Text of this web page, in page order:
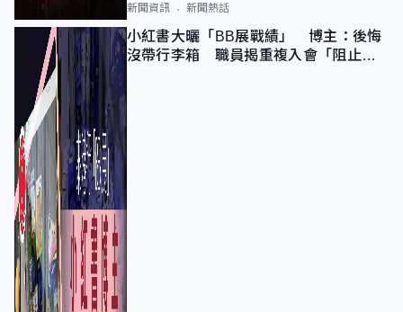
新聞資訊 新聞熱話
小紅書大曬「BB展戰績」 博主：後悔
沒帶行李箱 職員揭重複入會「阻止唔